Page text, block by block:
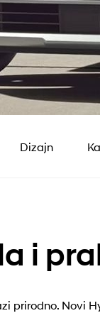
Dizajn
i
prirodno. Novi